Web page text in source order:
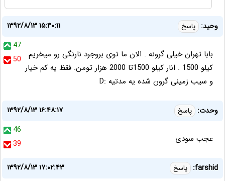
وحید: پاسخ
۱۳۹۲/۸/۱۳ ۱۵:۴۰:۱۱
47
50
بابا تهران خیلی گرونه . الان ما توی بروجرد نارنگی رو میخریم
کیلو 1500 . انار کیلو 1500تا 2000 هزار تومن. فقظ یه کم خیار
و سیب زمینی گرون شده یه مدتیه :D
وحدت: پاسخ
۱۳۹۲/۸/۱۳ ۱۶:۴۸:۱۷
46
39
عجب سودی
farshid: پاسخ
۱۳۹۲/۸/۱۳ ۱۷:۰۲:۴۳